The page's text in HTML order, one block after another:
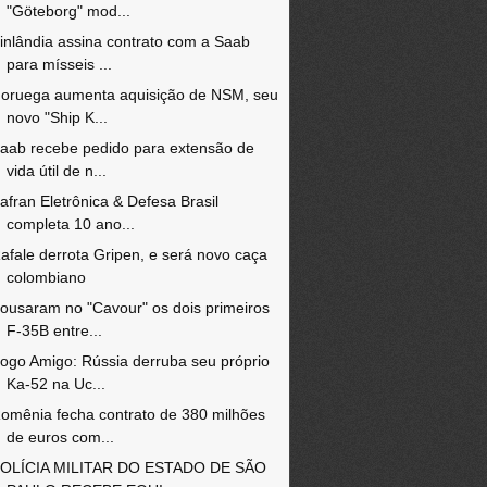
"Göteborg" mod...
assina contrato com a Saab
para mísseis ...
aumenta aquisição de NSM, seu
novo "Ship K...
recebe pedido para extensão de
vida útil de n...
Eletrônica & Defesa Brasil
completa 10 ano...
derrota Gripen, e será novo caça
colombiano
no "Cavour" os dois primeiros
F-35B entre...
Amigo: Rússia derruba seu próprio
Ka-52 na Uc...
fecha contrato de 380 milhões
de euros com...
MILITAR DO ESTADO DE SÃO